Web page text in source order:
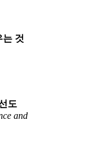
는 것
도
and